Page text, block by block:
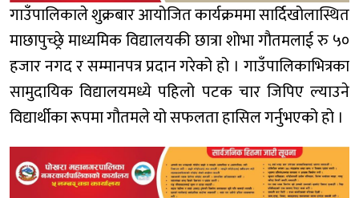
गाउँपालिकाले शुक्रबार आयोजित कार्यक्रममा सार्दिखोलास्थित
माछापुच्छ्रे माध्यमिक विद्यालयकी छात्रा शोभा गौतमलाई रु ५०
हजार नगद र सम्मानपत्र प्रदान गरेको हो । गाउँपालिकाभित्रका
सामुदायिक विद्यालयमध्ये पहिलो पटक चार जिपिए ल्याउने
विद्यार्थीका रूपमा गौतमले यो सफलता हासिल गर्नुभएको हो ।